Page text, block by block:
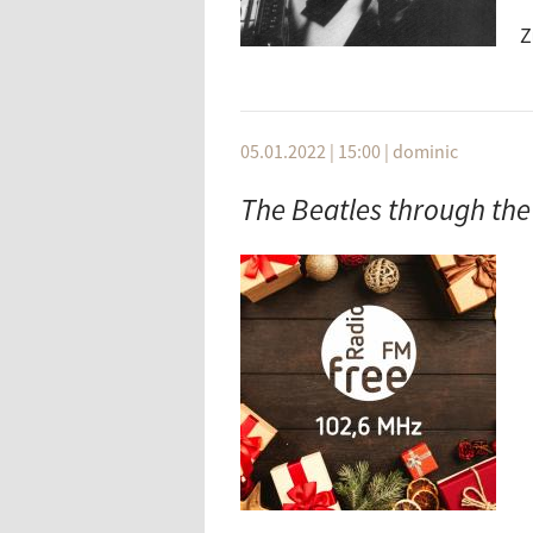
05.01.2022 | 15:00 | dominic
The Beatles through